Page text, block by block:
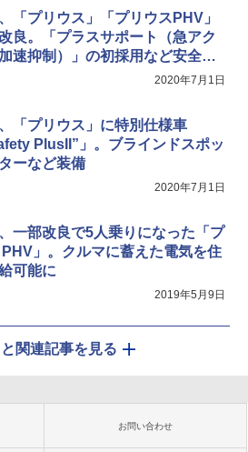
「プリウス」「プリウスPHV」
良。「プラスサポート（急アク
速抑制）」の初採用など安全装
2020年7月1日
、「プリウス」に特別仕様車
PlusII”」。ブラインドスポッ
ーなど装備
2020年7月1日
、一部改良で5人乗りになった「プ
PHV」。クルマに蓄えた電気を住
可能に
2019年5月9日
と関連記事を見る
お問い合わせ